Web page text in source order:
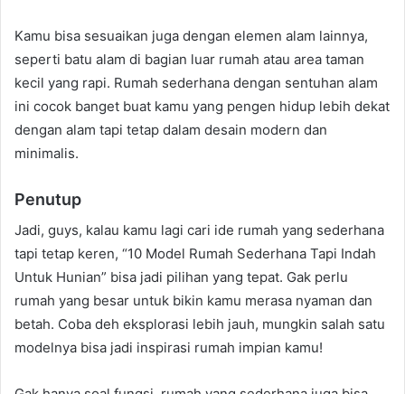
Kamu bisa sesuaikan juga dengan elemen alam lainnya,
seperti batu alam di bagian luar rumah atau area taman
kecil yang rapi. Rumah sederhana dengan sentuhan alam
ini cocok banget buat kamu yang pengen hidup lebih dekat
dengan alam tapi tetap dalam desain modern dan
minimalis.
Penutup
Jadi, guys, kalau kamu lagi cari ide rumah yang sederhana
tapi tetap keren, “10 Model Rumah Sederhana Tapi Indah
Untuk Hunian” bisa jadi pilihan yang tepat. Gak perlu
rumah yang besar untuk bikin kamu merasa nyaman dan
betah. Coba deh eksplorasi lebih jauh, mungkin salah satu
modelnya bisa jadi inspirasi rumah impian kamu!